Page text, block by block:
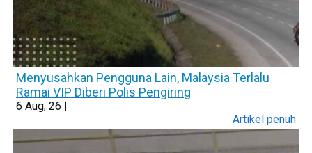
Menyusahkan Pengguna Lain, Malaysia Terlalu
Ramai VIP Diberi Polis Pengiring
6 Aug, 26 |
Artikel penuh